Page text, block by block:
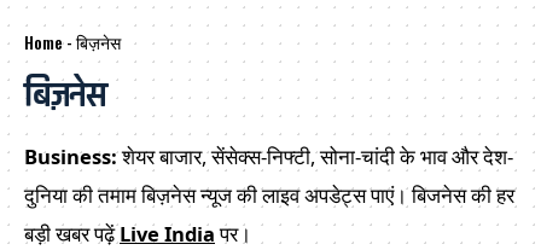
Home-बिज़नेस
बिज़नेस
Business:शेयर बाजार, सेंसेक्स-निफ्टी, सोना-चांदी के भाव और देश-
दुनिया की तमाम बिज़नेस न्यूज की लाइव अपडेट्स पाएं। बिजनेस की हर
बड़ी खबर पढ़ेंLive Indiaपर।